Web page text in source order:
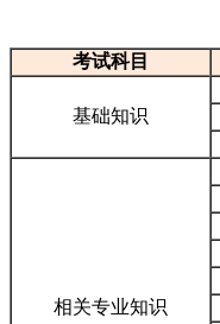
考试科目
基础知识
相关专业知识